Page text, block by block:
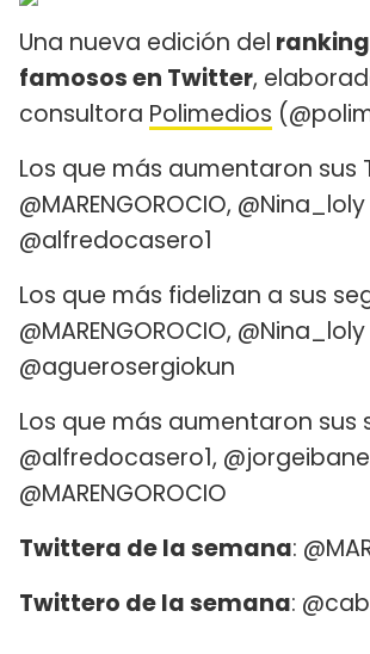
Una nueva edición del
famosos en Twitter,
consultora Polimedios
Los que más aumentaron sus
@MARENGOROCIO,
@alfredocasero1
Los que más fidelizan a sus
@MARENGOROCIO,
@aguerosergiokun
Los que más aumentaron sus
@alfredocasero1,
@MARENGOROCIO
Twittera de la semana:
Twittero de la semana: